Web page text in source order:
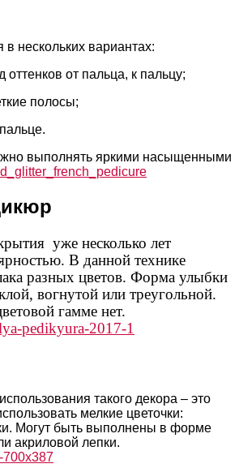
нескольких вариантах:
от пальца, к пальцу;
полосы;
выполнять яркими насыщенными
уже несколько лет
В данной технике
разных цветов. Форма улыбки
вогнутой или треугольной.
гамме нет.
такого декора – это
мелкие цветочки:
Могут быть выполнены в форме
акриловой лепки.